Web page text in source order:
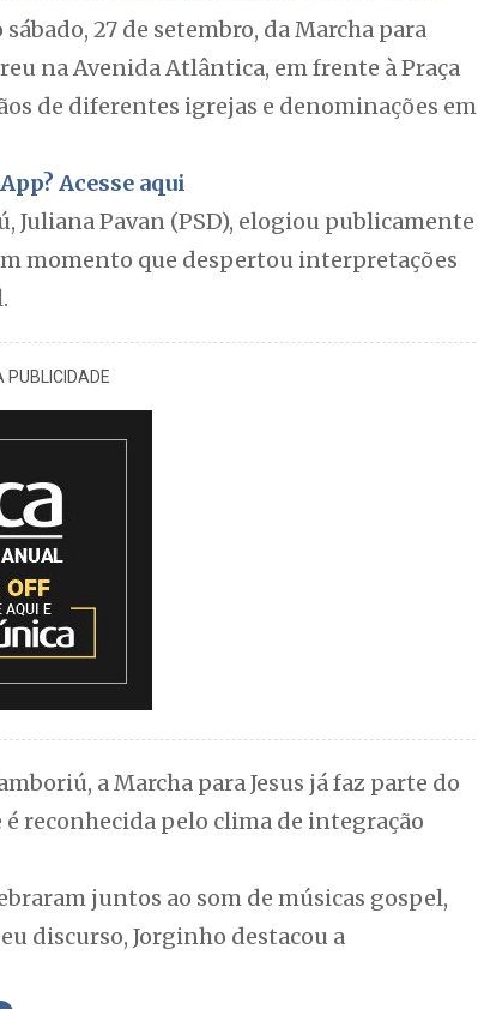
27 de setembro, da Marcha para
na Avenida Atlântica, em frente à Praça
de diferentes igrejas e denominações em
Acesse aqui
Juliana Pavan (PSD), elogiou publicamente
momento que despertou interpretações
PUBLICIDADE
a Marcha para Jesus já faz parte do
reconhecida pelo clima de integração
juntos ao som de músicas gospel,
discurso, Jorginho destacou a